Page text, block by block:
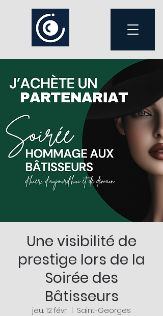
Une visibilité de
prestige lors de la
Soirée des
Bâtisseurs
jeu. 12 févr.
Saint-Georges